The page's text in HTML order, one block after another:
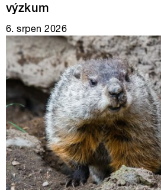
výzkum
6. srpen 2026